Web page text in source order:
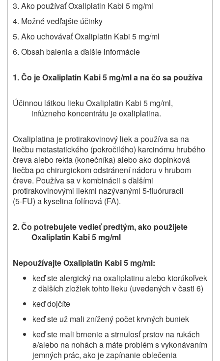
3. Ako používať Oxaliplatin Kabi 5 mg/ml
4. Možné vedľajšie účinky
5. Ako uchovávať Oxaliplatin Kabi 5 mg/ml
6. Obsah balenia a ďalšie informácie
1. Čo je Oxaliplatin Kabi 5 mg/ml a na čo sa používa
Účinnou látkou lieku Oxaliplatin Kabi 5 mg/ml,
infúzneho koncentrátu je oxaliplatina.
Oxaliplatina je protirakovinový liek a používa sa na
liečbu metastatického (pokročilého) karcinómu hrubého
čreva alebo rekta (konečníka) alebo ako doplnková
liečba po chirurgickom odstránení nádoru v hrubom
čreve. Používa sa v kombinácii s ďalšími
protirakovinovými liekmi nazývanými 5‑fluóruracil
(5‑FU) a kyselina folínová (FA).
2. Čo potrebujete vedieť predtým, ako použijete
Oxaliplatin Kabi 5 mg/ml
Nepoužívajte Oxaliplatin Kabi 5 mg/ml:
keď ste alergický na oxaliplatinu alebo ktorúkoľvek
z ďalších zložiek tohto lieku (uvedených v časti 6)
keď dojčíte
keď ste už mali znížený počet krvných buniek
keď ste mali brnenie a strnulosť prstov na rukách
a/alebo na nohách a máte problém s vykonávaním
jemných prác, ako je zapínanie oblečenia